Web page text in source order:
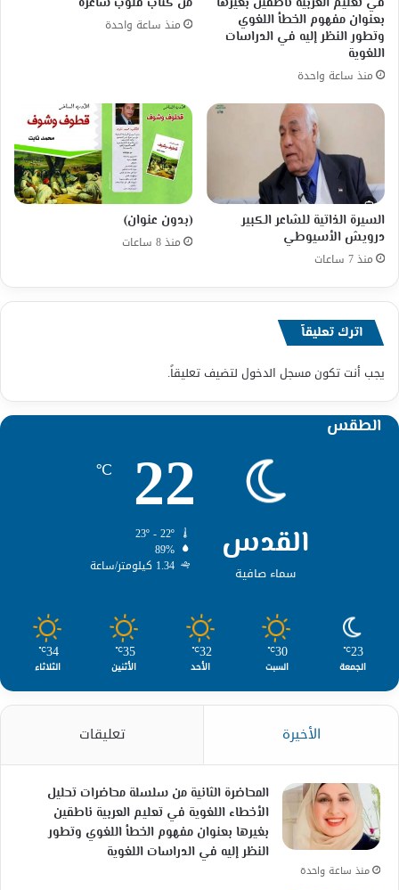
بعنوان مفهوم الخطأ اللغوي
وتطور النظر إليه في الدراسات
اللغوية
منذ ساعة واحدة
منذ ساعة واحدة
السيرة الذاتية للشاعر الكبير
درويش الأسيوطي
منذ 7 ساعات
(بدون عنوان)
منذ 8 ساعات
اترك تعليقاً
يجب أنت تكونمسجل الدخول لتضيف تعليقاً.
الطقس
القدس
سماء صافية
22
℃
89%
1.34 كيلومتر/ساعة
23
℃
الجمعة
30
℃
السبت
32
℃
الأحد
35
℃
الأثنين
34
℃
الثلاثاء
الأخيرة تعليقات
المحاضرة الثانية من سلسلة محاضرات تحليل
الأخطاء اللغوية في تعليم العربية ناطقين
بغيرها بعنوان مفهوم الخطأ اللغوي وتطور
النظر إليه في الدراسات اللغوية
منذ ساعة واحدة